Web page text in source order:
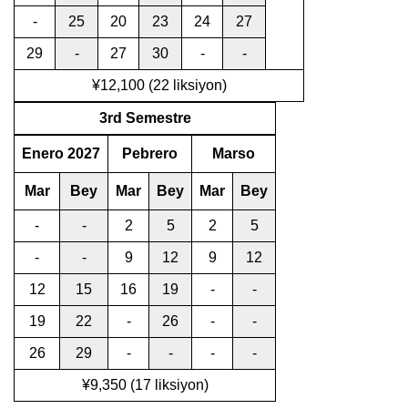
- 25 20 23 24 27
29 - 27 30 - -
¥12,100 (22 liksiyon)
3rd Semestre
Enero 2027 Pebrero Marso
Mar Bey Mar Bey Mar Bey
- - 2 5 2 5
- - 9 12 9 12
12 15 16 19 - -
19 22 - 26 - -
26 29 - - - -
¥9,350 (17 liksiyon)